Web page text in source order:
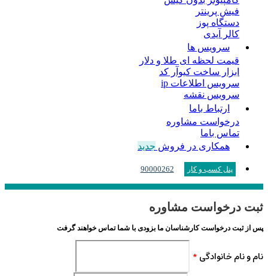
فیش پرینتر
دستگاه پوز
کالر آیدی
سرویس ها
قیمت لحظه ای طلا و دلار
ابزار ساخت کیوآر کد
سرویس اطلاعات ip
سرویس نقشه
ارتباط باما
درخواست مشاوره
تماس باما
همکاری در فروش جدید
پنل کسب و کار 90000262
ثبت درخواست مشاوره
پس از ثبت درخواست کارشناسان ما بزودی با شما تماس خواهند گرفت
نام و نام خانوادگی *